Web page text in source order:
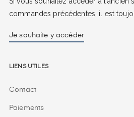
commandes précédentes, il est
Je souhaite y accéder
Liens utiles
Contact
Paiements